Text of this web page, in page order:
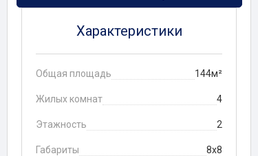
Характеристики
Общая площадь 144м²
Жилых комнат 4
Этажность 2
Габариты 8x8